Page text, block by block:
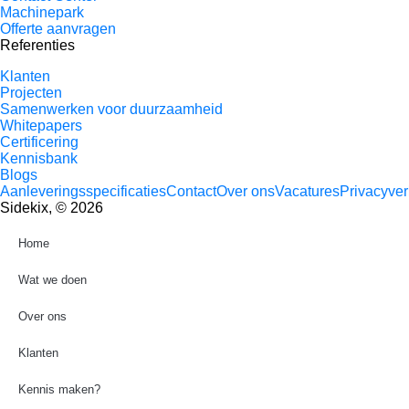
Machinepark
Offerte aanvragen
Referenties
Klanten
Projecten
Samenwerken voor duurzaamheid
Whitepapers
Certificering
Kennisbank
Blogs
AanleveringsspecificatiesContactOver onsVacatures
Sidekix, © 2026
Home
Wat we doen
Over ons
Klanten
Kennis maken?